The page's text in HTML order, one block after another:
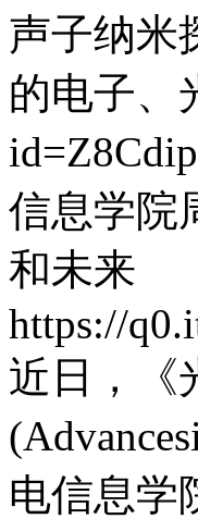
声子纳米
的电子
信息学院
和未来
https://
近日，《
电信息学